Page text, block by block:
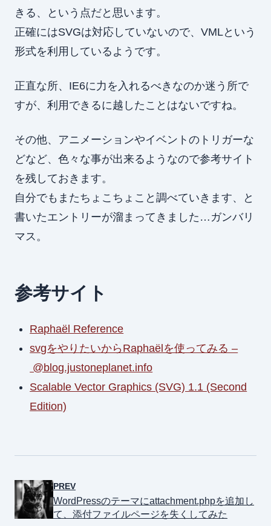
きる、という点だと思います。
正確にはSVGは対応していないので、VMLという
形式を利用しているようです。
正直な所、IE6に力を入れるべきなのか迷う所で
すが、利用できるに越したことはないですね。
その他、アニメーションやイベントのトリガーな
どなど、色々な事が出来るようなので参考サイト
を残しておきます。
自分でもまたちょこちょこと調べていきます、と
書いたエントリーが溜まってきました…ガンバリ
マス。
参考サイト
Raphaël Reference
svgをやりたいからRaphaëlを使ってみる –
@blog.justoneplanet.info
Scalable Vector Graphics (SVG) 1.1 (Second
Edition)
PREV
WordPressのテーマにattachment.phpを追加し
て、添付ファイルページを失くしてみた